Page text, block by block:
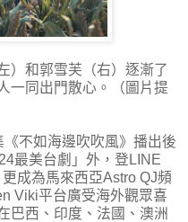
）和郭雪芙（右）逐漸了
一同出門散心。（圖片提
《不如海邊吹吹風》播出後
最美台劇」外，登LINE
成為馬來西亞Astro QJ頻
Viki平台廣受海外觀眾喜
巴西、印度、法國、澳洲